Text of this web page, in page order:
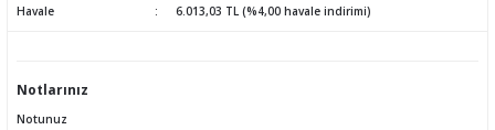
Havale
6.013,03 TL (%4,00 havale indirimi)
Notlarınız
Notunuz